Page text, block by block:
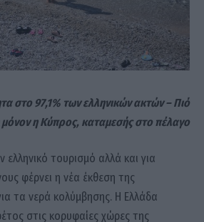
στο 97,1% των ελληνικών ακτών – Πιό
η Κύπρος, καταμεσής στο πέλαγο
ελληνικό τουρισμό αλλά και για
φέρνει η νέα έκθεση της
τα νερά κολύμβησης. Η Ελλάδα
στις κορυφαίες χώρες της